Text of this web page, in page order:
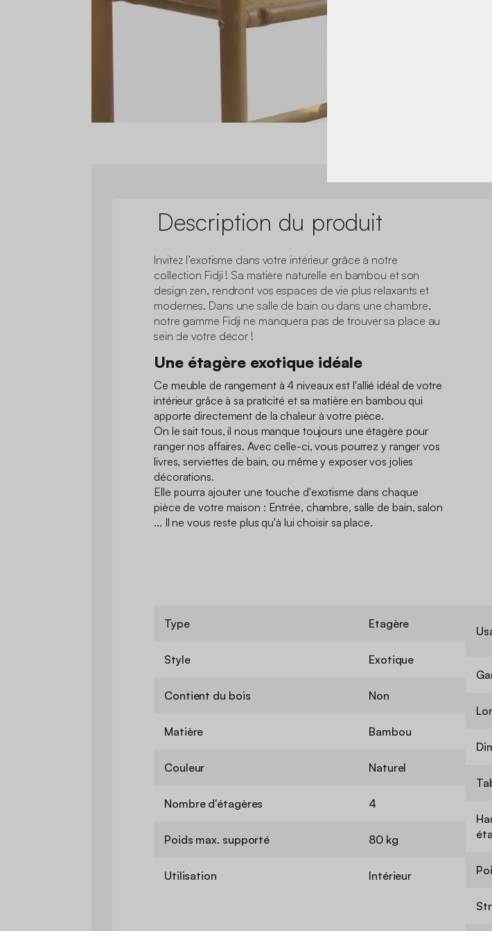
Description du produit
Invitez l’exotisme dans votre intérieur grâce à notre
collection Fidji ! Sa matière naturelle en bambou et son
design zen, rendront vos espaces de vie plus relaxants et
modernes. Dans une salle de bain ou dans une chambre,
notre gamme Fidji ne manquera pas de trouver sa place au
sein de votre décor !
Une étagère exotique idéale
Ce meuble de rangement à 4 niveaux est l'allié idéal de votre
intérieur grâce à sa praticité et sa matière en bambou qui
apporte directement de la chaleur à votre pièce.
On le sait tous, il nous manque toujours une étagère pour
ranger nos affaires. Avec celle-ci, vous pourrez y ranger vos
livres, serviettes de bain, ou même y exposer vos jolies
décorations.
Elle pourra ajouter une touche d'exotisme dans chaque
pièce de votre maison : Entrée, chambre, salle de bain, salon
... Il ne vous reste plus qu'à lui choisir sa place.
Type Etagère
Style Exotique
Contient du bois Non
Matière Bambou
Couleur Naturel
Nombre d'étagères 4
Poids max. supporté 80 kg
Utilisation Intérieur